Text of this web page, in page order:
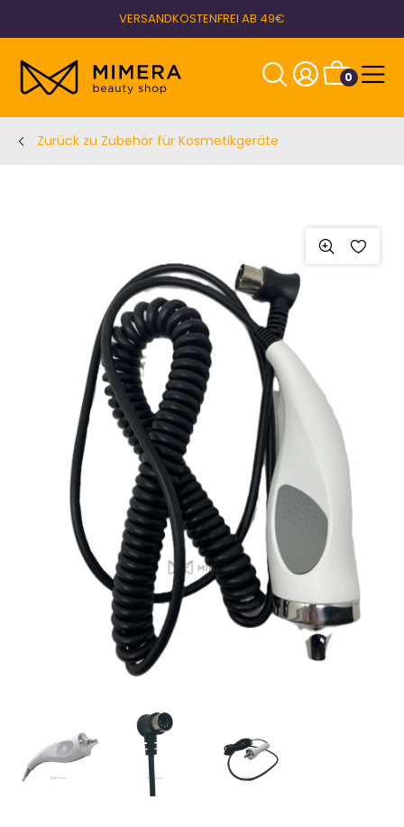
VERSANDKOSTENFREI AB 49€
0
Zurück zu Zubehör für Kosmetikgeräte